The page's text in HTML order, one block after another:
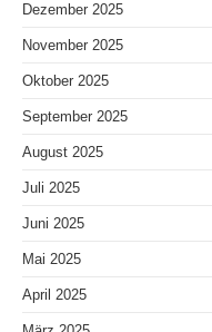
Dezember 2025
November 2025
Oktober 2025
September 2025
August 2025
Juli 2025
Juni 2025
Mai 2025
April 2025